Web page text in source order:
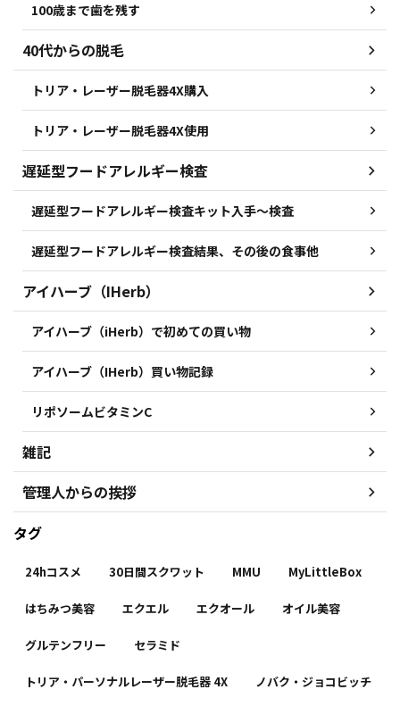
100歳まで歯を残す
40代からの脱毛
トリア・レーザー脱毛器4X購入
トリア・レーザー脱毛器4X使用
遅延型フードアレルギー検査
遅延型フードアレルギー検査キット入手～検査
遅延型フードアレルギー検査結果、その後の食事他
アイハーブ（IHerb）
アイハーブ（iHerb）で初めての買い物
アイハーブ（IHerb）買い物記録
リポソームビタミンC
雑記
管理人からの挨拶
タグ
24hコスメ 30日間スクワット MMU MyLittleBox
はちみつ美容 エクエル エクオール オイル美容
グルテンフリー セラミド
トリア・パーソナルレーザー脱毛器 4X ノバク・ジョコビッチ